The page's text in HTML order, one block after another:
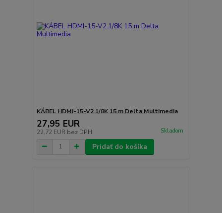
KÁBEL HDMI-15-V2.1/8K 15 m Delta Multimedia
27,95 EUR
22,72 EUR bez DPH Skladom
Pridať do košíka